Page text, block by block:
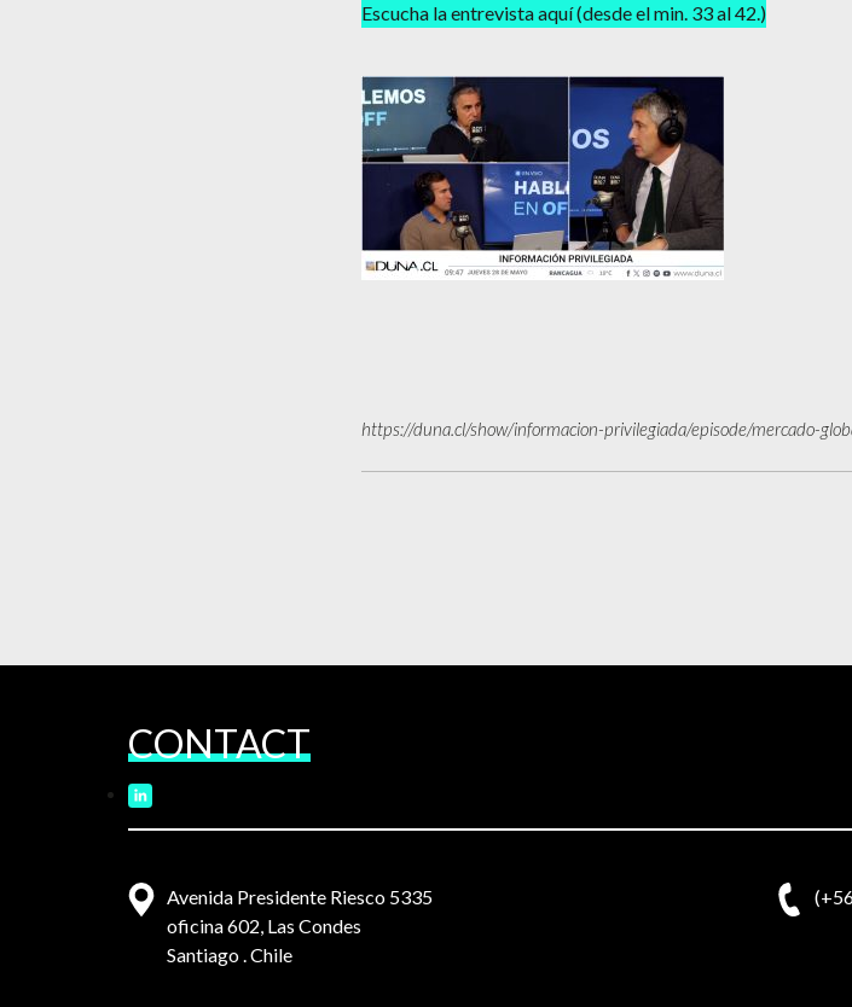
Escucha la entrevista aquí (desde el min. 33 al 42.)
https://duna.cl/show/informacion-privilegiada/episode/mercado-
CONTACT
Avenida Presidente Riesco 5335
oficina 602, Las Condes
Santiago . Chile